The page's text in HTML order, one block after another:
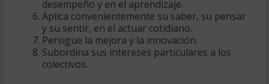
desempeño y en el aprendizaje.
Aplica convenientemente su saber, su pensar
y su sentir, en el actuar cotidiano.
Persigue la mejora y la innovación.
Subordina sus intereses particulares a los
colectivos.